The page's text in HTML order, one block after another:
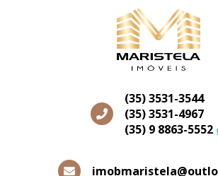
(35) 3531-3544
(35) 3531-4967
(35) 9 8863-5552